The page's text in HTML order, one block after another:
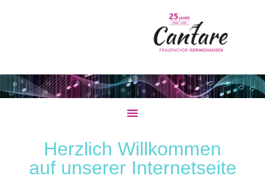
Herzlich Willkommen
auf unserer Internetseite